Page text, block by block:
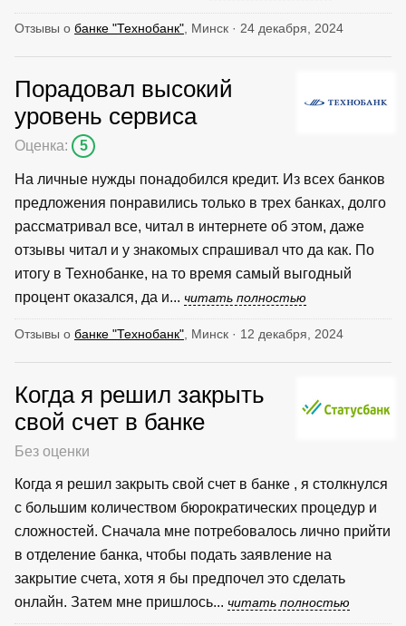
Отзывы о банке "Технобанк" , Минск · 24 декабря, 2024
Порадовал высокий
уровень сервиса
Оценка: 5
На личные нужды понадобился кредит. Из всех банков
предложения понравились только в трех банках, долго
рассматривал все, читал в интернете об этом, даже
отзывы читал и у знакомых спрашивал что да как. По
итогу в Технобанке, на то время самый выгодный
процент оказался, да и... читать полностью
Отзывы о банке "Технобанк" , Минск · 12 декабря, 2024
Когда я решил закрыть
свой счет в банке
Без оценки
Когда я решил закрыть свой счет в банке , я столкнулся
с большим количеством бюрократических процедур и
сложностей. Сначала мне потребовалось лично прийти
в отделение банка, чтобы подать заявление на
закрытие счета, хотя я бы предпочел это сделать
онлайн. Затем мне пришлось... читать полностью